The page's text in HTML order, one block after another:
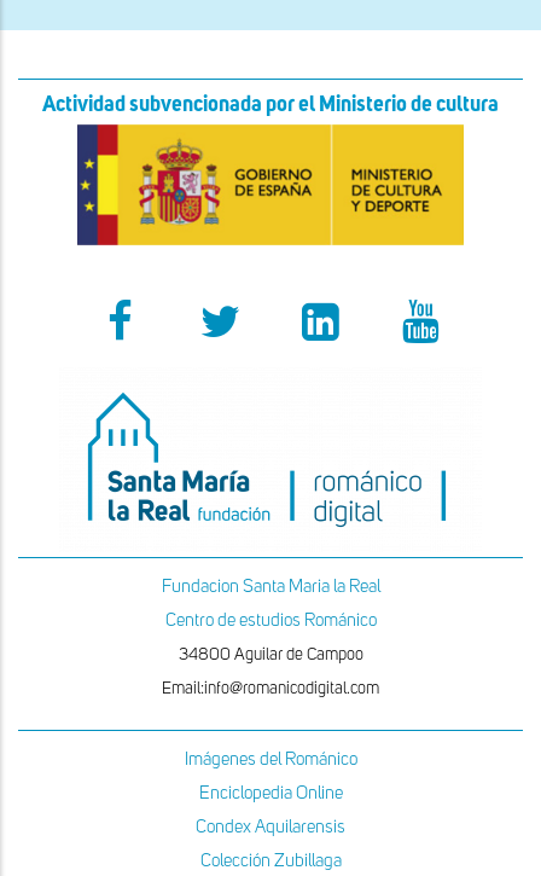
Actividad subvencionada por el Ministerio de cultura
Fundacion Santa Maria la Real
Centro de estudios Románico
34800 Aguilar de Campoo
Email:info@romanicodigital.com
Imágenes del Románico
Enciclopedia Online
Condex Aquilarensis
Colección Zubillaga